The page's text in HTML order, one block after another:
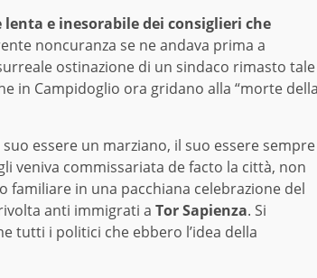
lenta e inesorabile dei consiglieri che
noncuranza se ne andava prima a
ostinazione di un sindaco rimasto tale
in Campidoglio ora gridano alla “morte
essere un marziano, il suo essere sempre
veniva commissariata de facto la città, non
in una pacchiana celebrazione del
anti immigrati a Tor Sapienza. Si
tutti i politici che ebbero l’idea della